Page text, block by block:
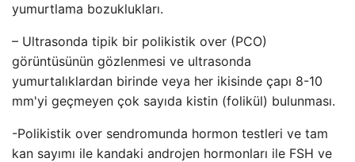
yumurtlama bozuklukları.
– Ultrasonda tipik bir polikistik over (PCO)
görüntüsünün gözlenmesi ve ultrasonda
yumurtalıklardan birinde veya her ikisinde çapı 8-10
mm'yi geçmeyen çok sayıda kistin (folikül) bulunması.
-Polikistik over sendromunda hormon testleri ve tam
kan sayımı ile kandaki androjen hormonları ile FSH ve